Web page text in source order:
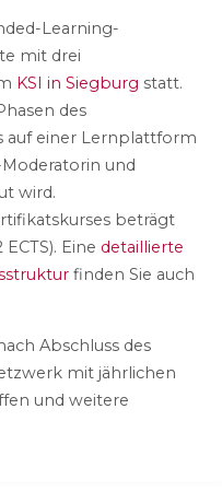
Learning-
mit drei
KSI in Siegburg statt.
des
auf einer Lernplattform
und
wird.
beträgt
Eine detaillierte
finden Sie auch
Abschluss des
mit jährlichen
und weitere